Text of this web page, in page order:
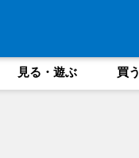
見る・遊ぶ 買う